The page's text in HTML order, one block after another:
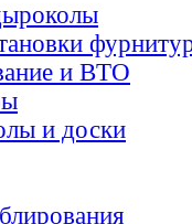
и ВТО
и доски